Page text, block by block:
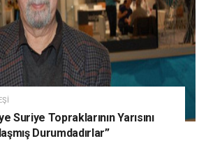
Suriye Topraklarının Yarısını
Durumdadırlar”